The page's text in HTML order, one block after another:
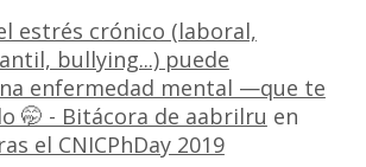
estrés crónico (laboral,
bullying...) puede
enfermedad mental —que te
🤭 - Bitácora de aabrilru en
el CNICPhDay 2019